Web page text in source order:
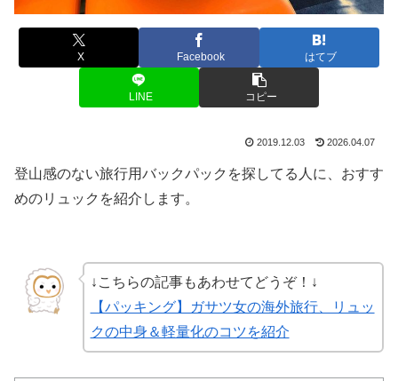
X Facebook はてブ
LINE コピー
2019.12.03 2026.04.07
登山感のない旅行用バックパックを探してる人に、おすす
めのリュックを紹介します。
↓こちらの記事もあわせてどうぞ！↓
【パッキング】ガサツ女の海外旅行、リュッ
クの中身＆軽量化のコツを紹介